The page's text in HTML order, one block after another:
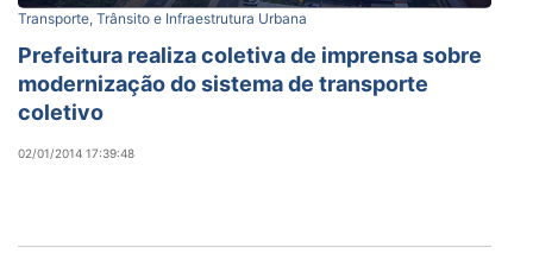
Transporte, Trânsito e Infraestrutura Urbana
Prefeitura realiza coletiva de imprensa sobre
modernização do sistema de transporte
coletivo
02/01/2014 17:39:48